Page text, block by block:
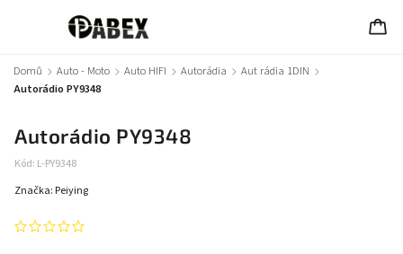
Domů / Auto - Moto / Auto HIFI / Autorádia / Aut rádia 1DIN /
Autorádio PY9348
Autorádio PY9348
Kód: L-PY9348
Značka: Peiying